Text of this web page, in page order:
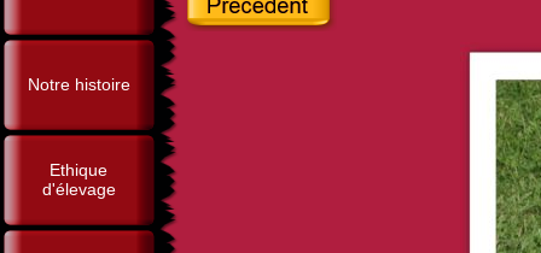
Notre histoire
Ethique
d'élevage